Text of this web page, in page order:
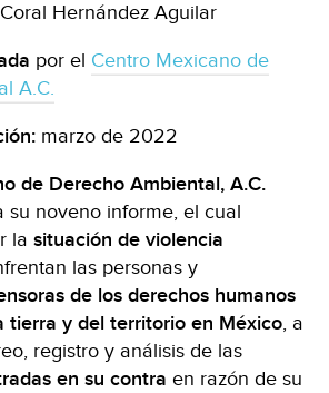
Hernández Aguilar
por el Centro Mexicano de
A.C.
marzo de 2022
de Derecho Ambiental, A.C.
su noveno informe, el cual
lasituación de violencia
las personas y
de los derechos humanos
tierra y del territorio en México, a
registro y análisis de las
en su contra en razón de su